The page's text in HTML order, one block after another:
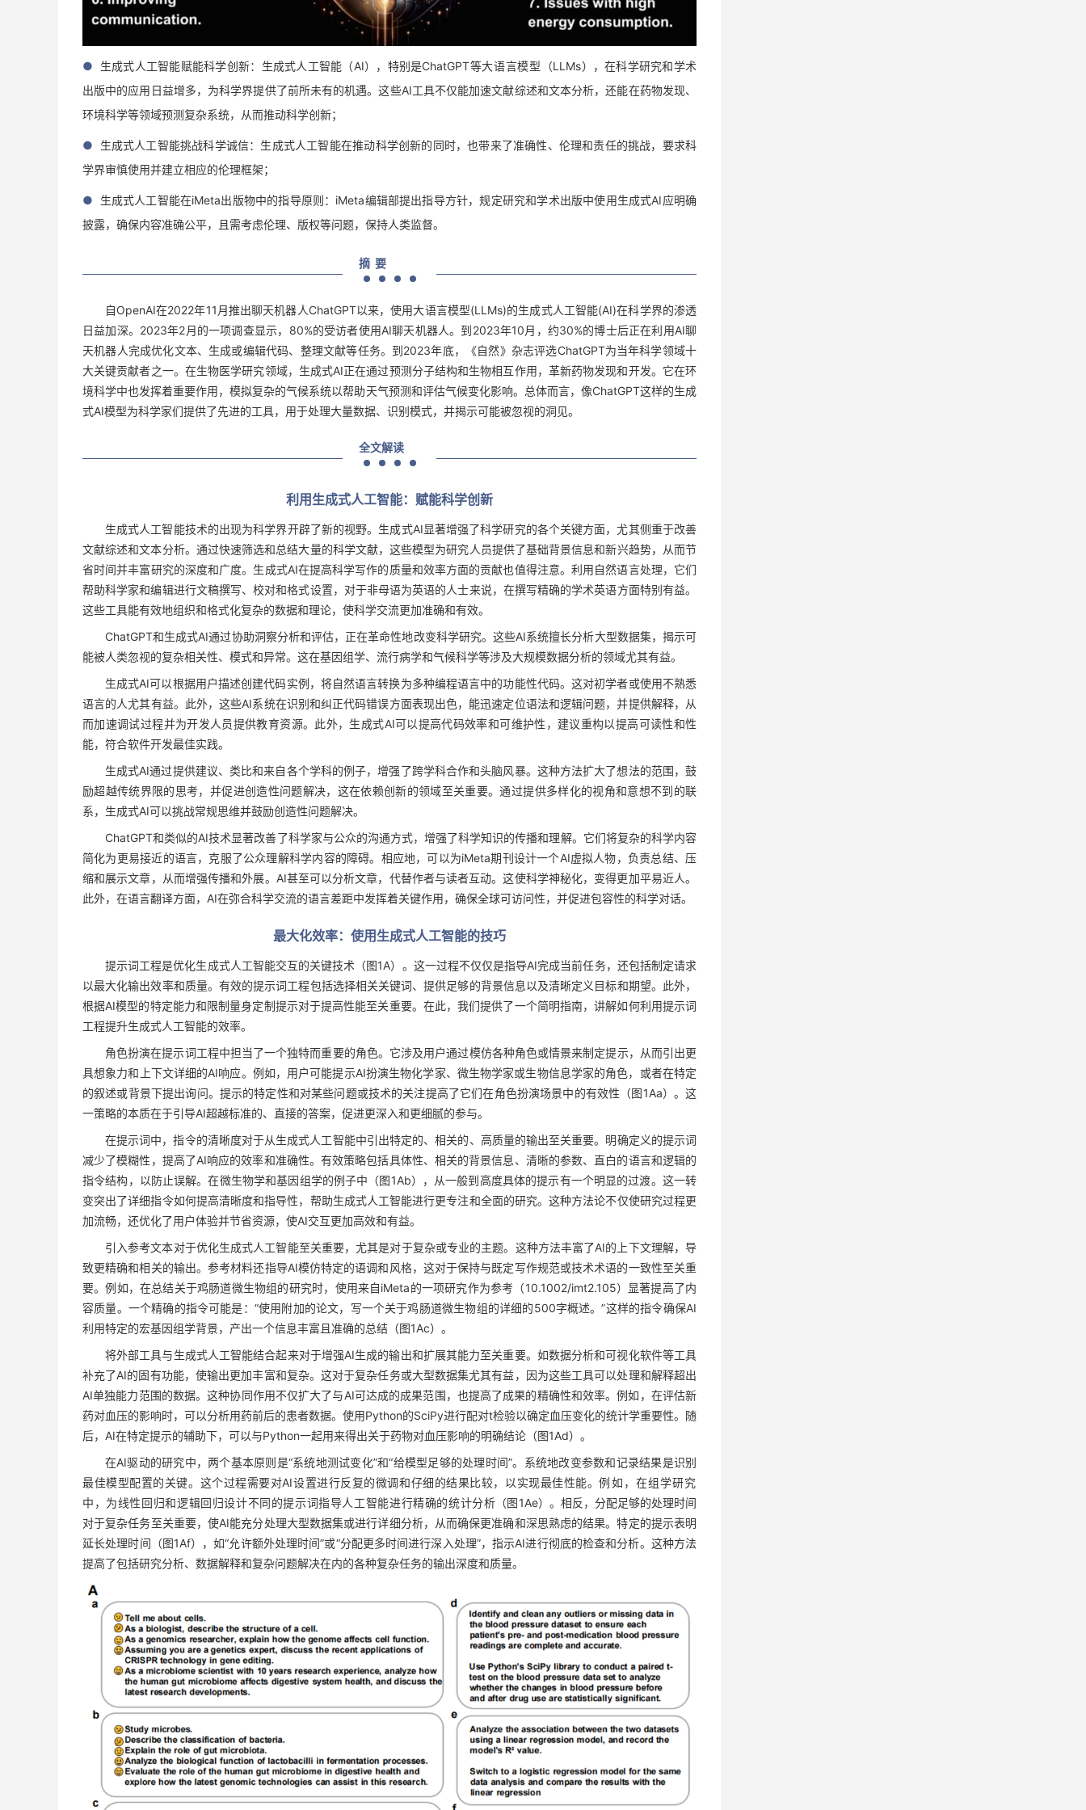
● 生成式人工智能赋能科学创新：生成式人工智能（AI），特别是ChatGPT等大语言模型
（LLMs），在科学研究和学术
出版中的应用日益增多，为科学界提供了前所未有的机遇。这些AI工具不仅能加速文献综述和文本分析，还能在药物发现、
环境科学等领域预测复杂系统，从而推动科学创新；
● 生成式人工智能挑战科学诚信：生成式人工智能在推动科学创新的同时，也带来了准确性、伦理和责任的挑战，要求科
学界审慎使用并建立相应的伦理框架；
● 生成式人工智能在iMeta出版物中的指导原则：iMeta编辑部提出指导方针，规定研究和学术出版中使用生成式AI应明确
披露，确保内容准确公平，且需考虑伦理、版权等问题，保持人类监督。
摘 要
自OpenAI在2022年11月推出聊天机器人ChatGPT以来，使用大语言模型(LLMs)的生成式人工智能(AI)在科学界的渗透
日益加深。2023年2月的一项调查显示，80%的受访者使用AI聊天机器人。到2023年10月，约30%的博士后正在利用AI聊
天机器人完成优化文本、生成或编辑代码、整理文献等任务。到2023年底，《自然》杂志评选ChatGPT为当年科学领域十
大关键贡献者之一。在生物医学研究领域，生成式AI正在通过预测分子结构和生物相互作用，革新药物发现和开发。它在环
境科学中也发挥着重要作用，模拟复杂的气候系统以帮助天气预测和评估气候变化影响。总体而言，像ChatGPT这样的生成
式AI模型为科学家们提供了先进的工具，用于处理大量数据、识别模式，并揭示可能被忽视的洞见。
全文解读
利用生成式人工智能：赋能科学创新
生成式人工智能技术的出现为科学界开辟了新的视野。生成式AI显著增强了科学研究的各个关键方面，尤其侧重于改善
文献综述和文本分析。通过快速筛选和总结大量的科学文献，这些模型为研究人员提供了基础背景信息和新兴趋势，从而节
省时间并丰富研究的深度和广度。生成式AI在提高科学写作的质量和效率方面的贡献也值得注意。利用自然语言处理，它们
帮助科学家和编辑进行文稿撰写、校对和格式设置，对于非母语为英语的人士来说，在撰写精确的学术英语方面特别有益。
这些工具能有效地组织和格式化复杂的数据和理论，使科学交流更加准确和有效。
ChatGPT和生成式AI通过协助洞察分析和评估，正在革命性地改变科学研究。这些AI系统擅长分析大型数据集，揭示可
能被人类忽视的复杂相关性、模式和异常。这在基因组学、流行病学和气候科学等涉及大规模数据分析的领域尤其有益。
生成式AI可以根据用户描述创建代码实例，将自然语言转换为多种编程语言中的功能性代码。这对初学者或使用不熟悉
语言的人尤其有益。此外，这些AI系统在识别和纠正代码错误方面表现出色，能迅速定位语法和逻辑问题，并提供解释，从
而加速调试过程并为开发人员提供教育资源。此外，生成式AI可以提高代码效率和可维护性，建议重构以提高可读性和性
能，符合软件开发最佳实践。
生成式AI通过提供建议、类比和来自各个学科的例子，增强了跨学科合作和头脑风暴。这种方法扩大了想法的范围，鼓
励超越传统界限的思考，并促进创造性问题解决，这在依赖创新的领域至关重要。通过提供多样化的视角和意想不到的联
系，生成式AI可以挑战常规思维并鼓励创造性问题解决。
ChatGPT和类似的AI技术显著改善了科学家与公众的沟通方式，增强了科学知识的传播和理解。它们将复杂的科学内容
简化为更易接近的语言，克服了公众理解科学内容的障碍。相应地，可以为iMeta期刊设计一个AI虚拟人物，负责总结、压
缩和展示文章，从而增强传播和外展。AI甚至可以分析文章，代替作者与读者互动。这使科学神秘化，变得更加平易近人。
此外，在语言翻译方面，AI在弥合科学交流的语言差距中发挥着关键作用，确保全球可访问性，并促进包容性的科学对话。
最大化效率：使用生成式人工智能的技巧
提示词工程是优化生成式人工智能交互的关键技术（图1A）。这一过程不仅仅是指导AI完成当前任务，还包括制定请求
以最大化输出效率和质量。有效的提示词工程包括选择相关关键词、提供足够的背景信息以及清晰定义目标和期望。此外，
根据AI模型的特定能力和限制量身定制提示对于提高性能至关重要。在此，我们提供了一个简明指南，讲解如何利用提示词
工程提升生成式人工智能的效率。
角色扮演在提示词工程中担当了一个独特而重要的角色。它涉及用户通过模仿各种角色或情景来制定提示，从而引出更
具想象力和上下文详细的AI响应。例如，用户可能提示AI扮演生物化学家、微生物学家或生物信息学家的角色，或者在特定
的叙述或背景下提出询问。提示的特定性和对某些问题或技术的关注提高了它们在角色扮演场景中的有效性（图1Aa）。这
一策略的本质在于引导AI超越标准的、直接的答案，促进更深入和更细腻的参与。
在提示词中，指令的清晰度对于从生成式人工智能中引出特定的、相关的、高质量的输出至关重要。明确定义的提示词
减少了模糊性，提高了AI响应的效率和准确性。有效策略包括具体性、相关的背景信息、清晰的参数、直白的语言和逻辑的
指令结构，以防止误解。在微生物学和基因组学的例子中（图1Ab），从一般到高度具体的提示有一个明显的过渡。这一转
变突出了详细指令如何提高清晰度和指导性，帮助生成式人工智能进行更专注和全面的研究。这种方法论不仅使研究过程更
加流畅，还优化了用户体验并节省资源，使AI交互更加高效和有益。
引入参考文本对于优化生成式人工智能至关重要，尤其是对于复杂或专业的主题。这种方法丰富了AI的上下文理解，导
致更精确和相关的输出。参考材料还指导AI模仿特定的语调和风格，这对于保持与既定写作规范或技术术语的一致性至关重
要。例如，在总结关于鸡肠道微生物组的研究时，使用来自iMeta的一项研究作为参考（10.1002/imt2.105）显著提高了内
容质量。一个精确的指令可能是：“使用附加的论文，写一个关于鸡肠道微生物组的详细的500字概述。”这样的指令确保AI
利用特定的宏基因组学背景，产出一个信息丰富且准确的总结（图1Ac）。
将外部工具与生成式人工智能结合起来对于增强AI生成的输出和扩展其能力至关重要。如数据分析和可视化软件等工具
补充了AI的固有功能，使输出更加丰富和复杂。这对于复杂任务或大型数据集尤其有益，因为这些工具可以处理和解释超出
AI单独能力范围的数据。这种协同作用不仅扩大了与AI可达成的成果范围，也提高了成果的精确性和效率。例如，在评估新
药对血压的影响时，可以分析用药前后的患者数据。使用Python的SciPy进行配对t检验以确定血压变化的统计学重要性。随
后，AI在特定提示的辅助下，可以与Python一起用来得出关于药物对血压影响的明确结论（图1Ad）。
在AI驱动的研究中，两个基本原则是“系统地测试变化”和“给模型足够的处理时间”。系统地改变参数和记录结果是识别
最佳模型配置的关键。这个过程需要对AI设置进行反复的微调和仔细的结果比较，以实现最佳性能。例如，在组学研究
中，为线性回归和逻辑回归设计不同的提示词指导人工智能进行精确的统计分析 （图1Ae）。相反，分配足够的处理时间
对于复杂任务至关重要，使AI能充分处理大型数据集或进行详细分析，从而确保更准确和深思熟虑的结果。特定的提示表明
延长处理时间（图1Af），如“允许额外处理时间”或“分配更多时间进行深入处理”，指示AI进行彻底的检查和分析。这种方法
提高了包括研究分析、数据解释和复杂问题解决在内的各种复杂任务的输出深度和质量。